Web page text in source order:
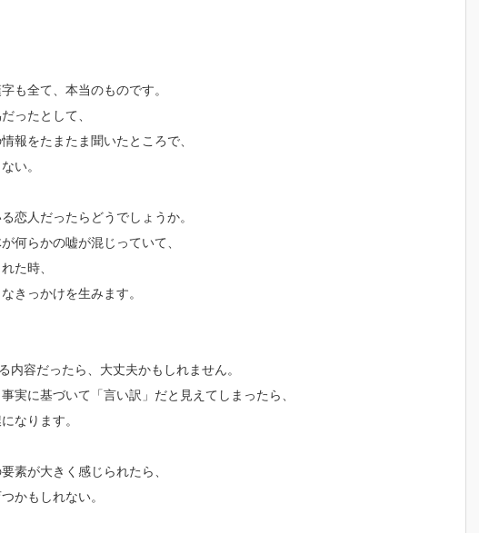
も全て、本当のものです。
ったとして、
報をたまたま聞いたところで、
い。
恋人だったらどうでしょうか。
何らかの嘘が混じっていて、
た時、
きっかけを生みます。
内容だったら、大丈夫かもしれません。
実に基づいて「言い訳」だと見えてしまったら、
なります。
素が大きく感じられたら、
かもしれない。